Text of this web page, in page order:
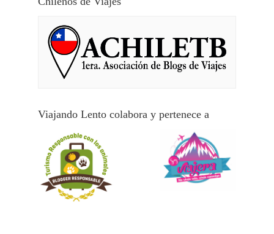
Viajando Lento colabora y pertenece a